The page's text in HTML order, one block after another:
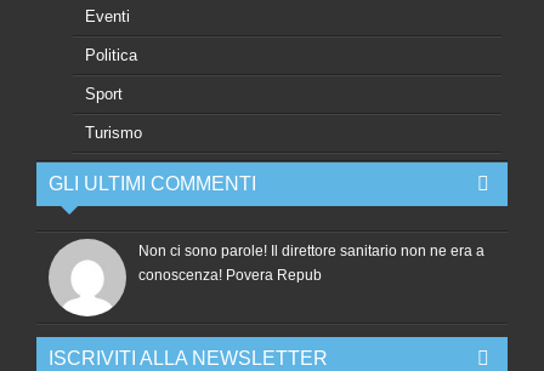
Eventi
Politica
Sport
Turismo
GLI ULTIMI COMMENTI
Non ci sono parole! Il direttore sanitario non ne era a
conoscenza! Povera Repub
ISCRIVITI ALLA NEWSLETTER